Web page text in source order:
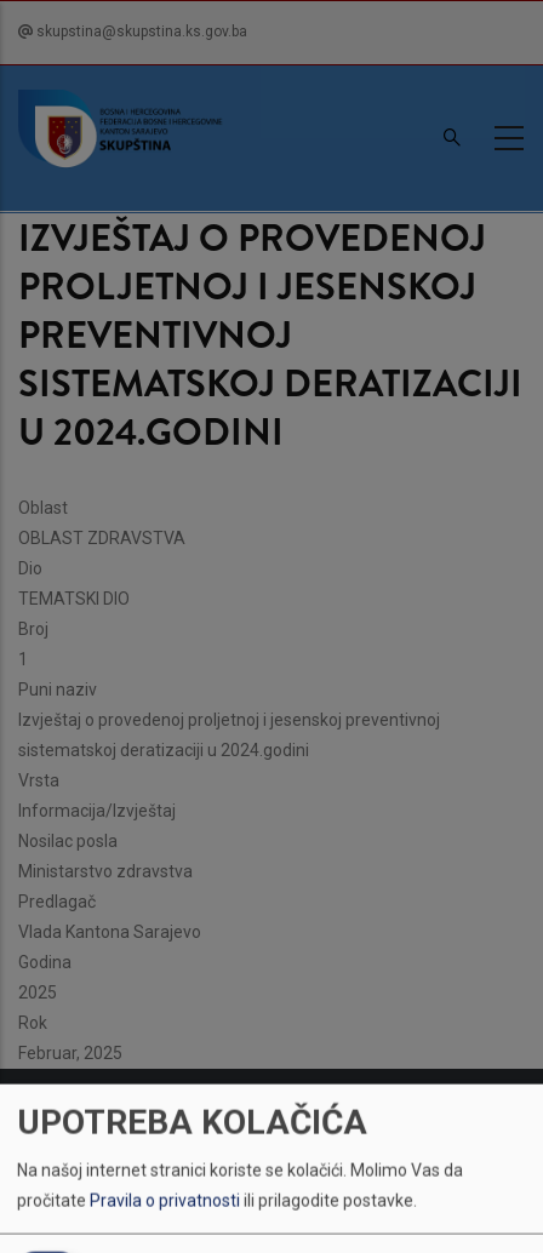
content
skupstina@skupstina.ks.gov.ba
IZVJEŠTAJ O PROVEDENOJ
PROLJETNOJ I JESENSKOJ
PREVENTIVNOJ
SISTEMATSKOJ DERATIZACIJI
U 2024.GODINI
Oblast
OBLAST ZDRAVSTVA
Dio
TEMATSKI DIO
Broj
1
Puni naziv
Izvještaj o provedenoj proljetnoj i jesenskoj preventivnoj
sistematskoj deratizaciji u 2024.godini
Vrsta
Informacija/Izvještaj
Nosilac posla
Ministarstvo zdravstva
Predlagač
Vlada Kantona Sarajevo
Godina
2025
Rok
Februar, 2025
UPOTREBA KOLAČIĆA
Na našoj internet stranici koriste se kolačići. Molimo Vas da
pročitate Pravila o privatnostiili prilagodite postavke.